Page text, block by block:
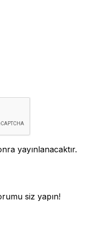
yayınlanacaktır.
siz yapın!